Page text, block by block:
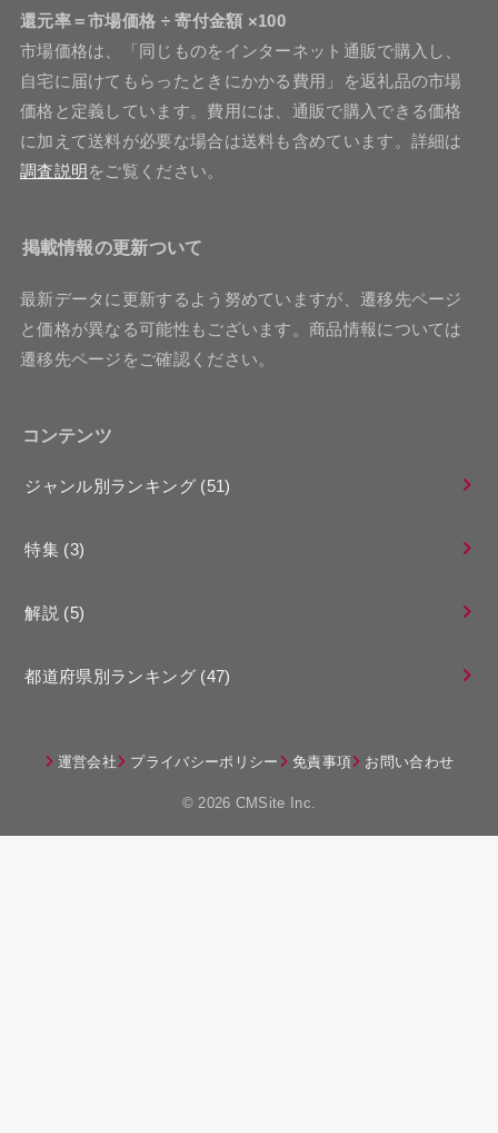
還元率＝市場価格 ÷ 寄付金額 ×100
市場価格は、「同じものをインターネット通販で購入し、
自宅に届けてもらったときにかかる費用」を返礼品の市場
価格と定義しています。費用には、通販で購入できる価格
に加えて送料が必要な場合は送料も含めています。詳細は
調査説明 をご覧ください。
掲載情報の更新ついて
最新データに更新するよう努めていますが、遷移先ページ
と価格が異なる可能性もございます。商品情報については
遷移先ページをご確認ください。
コンテンツ
ジャンル別ランキング (51)
特集 (3)
解説 (5)
都道府県別ランキング (47)
運営会社 プライバシーポリシー 免責事項 お問い合わせ
© 2026 CMSite Inc.